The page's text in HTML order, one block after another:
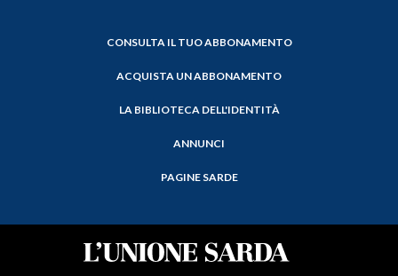
CONSULTA IL TUO ABBONAMENTO
ACQUISTA UN ABBONAMENTO
LA BIBLIOTECA DELL'IDENTITÀ
ANNUNCI
PAGINE SARDE